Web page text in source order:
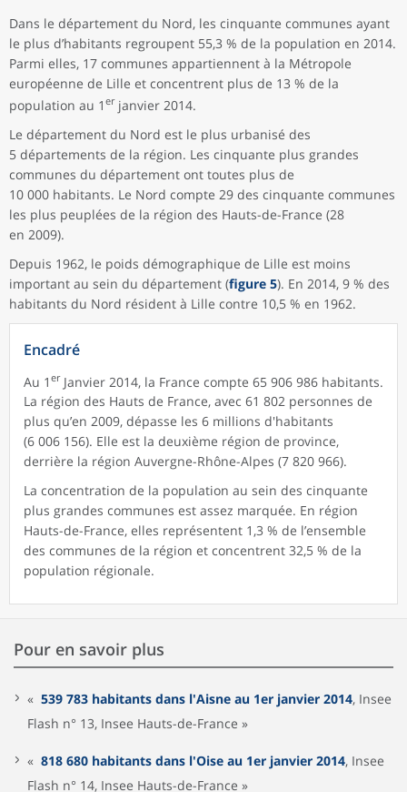
Dans le département du Nord, les cinquante communes ayant
le plus d’habitants regroupent 55,3 % de la population en 2014.
Parmi elles, 17 communes appartiennent à la Métropole
européenne de Lille et concentrent plus de 13 % de la
population au 1 erjanvier 2014.
Le département du Nord est le plus urbanisé des
5 départements de la région. Les cinquante plus grandes
communes du département ont toutes plus de
10 000 habitants. Le Nord compte 29 des cinquante communes
les plus peuplées de la région des Hauts-de-France (28
en 2009).
Depuis 1962, le poids démographique de Lille est moins
important au sein du département (figure 5). En 2014, 9 % des
habitants du Nord résident à Lille contre 10,5 % en 1962.
Encadré
Au 1 erJanvier 2014, la France compte 65 906 986 habitants.
La région des Hauts de France, avec 61 802 personnes de
plus qu’en 2009, dépasse les 6 millions d'habitants
(6 006 156). Elle est la deuxième région de province,
derrière la région Auvergne-Rhône-Alpes (7 820 966).
La concentration de la population au sein des cinquante
plus grandes communes est assez marquée. En région
Hauts-de-France, elles représentent 1,3 % de l’ensemble
des communes de la région et concentrent 32,5 % de la
population régionale.
Pour en savoir plus
« 539 783 habitants dans l'Aisne au 1er janvier 2014, Insee
Flash n° 13, Insee Hauts-de-France »
« 818 680 habitants dans l'Oise au 1er janvier 2014, Insee
Flash n° 14, Insee Hauts-de-France »